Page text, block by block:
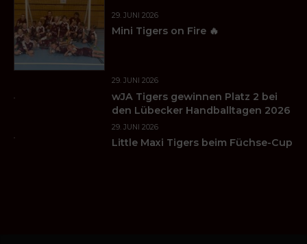
29. JUNI 2026
Mini Tigers on Fire 🔥
29. JUNI 2026
wJA Tigers gewinnen Platz 2 bei
den Lübecker Handballtagen 2026
29. JUNI 2026
Little Maxi Tigers beim Füchse-Cup